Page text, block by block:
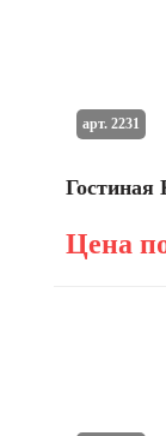
Цена
арт. 2231